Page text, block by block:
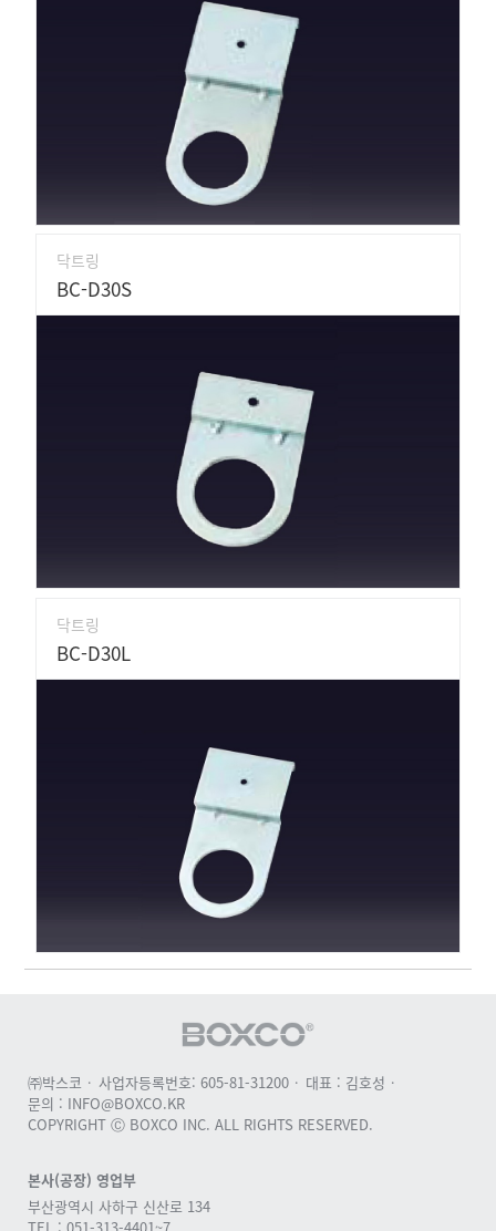
닥트링
BC-D30S
닥트링
BC-D30L
㈜박스코 사업자등록번호: 605-81-31200
대표 : 김호성
문의 : INFO@BOXCO.KR
COPYRIGHT Ⓒ BOXCO INC. ALL RIGHTS RESERVED.
본사(공장) 영업부
부산광역시 사하구 신산로 134